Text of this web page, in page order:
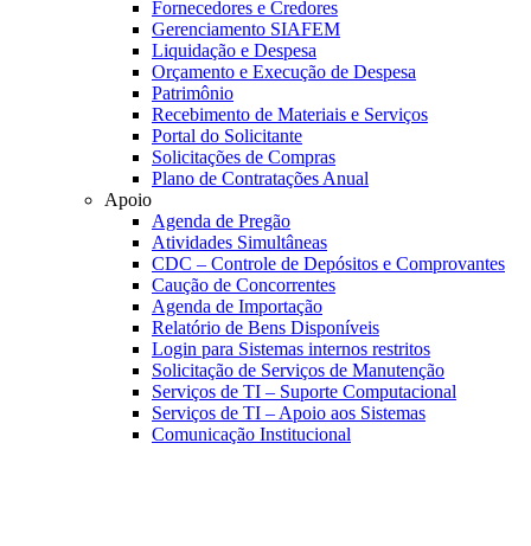
Fornecedores e Credores
Gerenciamento SIAFEM
Liquidação e Despesa
Orçamento e Execução de Despesa
Patrimônio
Recebimento de Materiais e Serviços
Portal do Solicitante
Solicitações de Compras
Plano de Contratações Anual
Apoio
Agenda de Pregão
Atividades Simultâneas
CDC – Controle de Depósitos e Comprovantes
Caução de Concorrentes
Agenda de Importação
Relatório de Bens Disponíveis
Login para Sistemas internos restritos
Solicitação de Serviços de Manutenção
Serviços de TI – Suporte Computacional
Serviços de TI – Apoio aos Sistemas
Comunicação Institucional